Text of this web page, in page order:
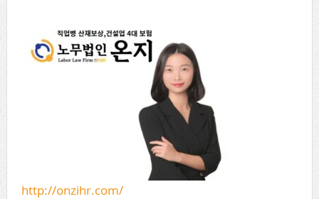
http://onzihr.com/